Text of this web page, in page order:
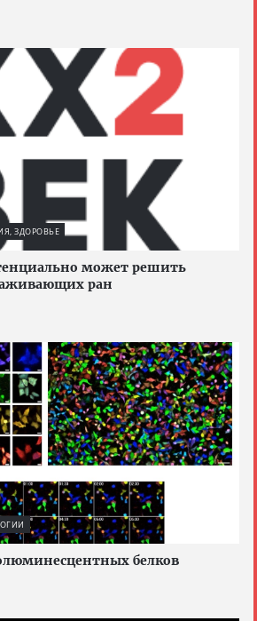
ЗДОРОВЬЕ
может решить
ран
белков